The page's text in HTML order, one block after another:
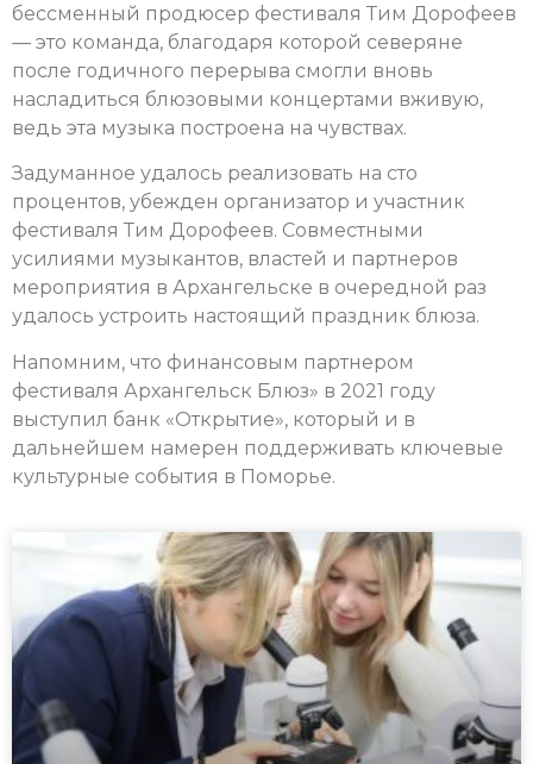
бессменный продюсер фестиваля Тим Дорофеев
— это команда, благодаря которой северяне
после годичного перерыва смогли вновь
насладиться блюзовыми концертами вживую,
ведь эта музыка построена на чувствах.
Задуманное удалось реализовать на сто
процентов, убежден организатор и участник
фестиваля Тим Дорофеев. Совместными
усилиями музыкантов, властей и партнеров
мероприятия в Архангельске в очередной раз
удалось устроить настоящий праздник блюза.
Напомним, что финансовым партнером
фестиваля Архангельск Блюз» в 2021 году
выступил банк «Открытие», который и в
дальнейшем намерен поддерживать ключевые
культурные события в Поморье.